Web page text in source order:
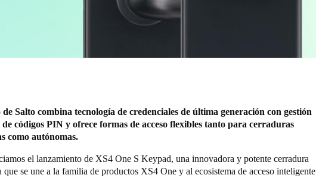
Salto combina tecnología de credenciales de última generación con gestión
de códigos PIN y ofrece formas de acceso flexibles tanto para cerraduras
como autónomas.
el lanzamiento de XS4 One S Keypad, una innovadora y potente cerradura
que se une a la familia de productos XS4 One y al ecosistema de acceso inteligente